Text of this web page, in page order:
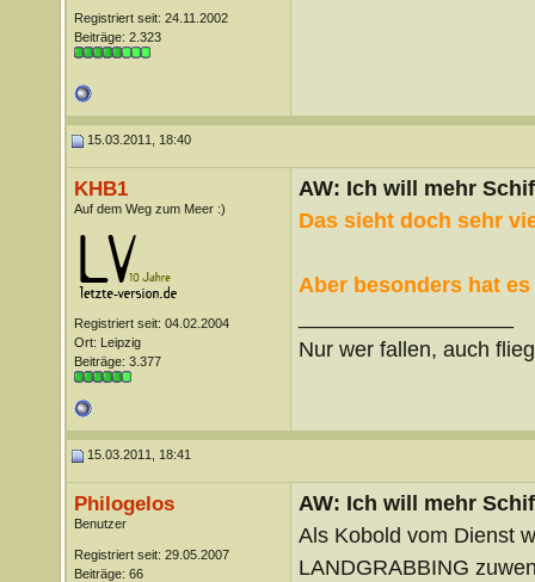
Registriert seit: 24.11.2002
Beiträge: 2.323
15.03.2011, 18:40
KHB1
Auf dem Weg zum Meer :)
Registriert seit: 04.02.2004
Ort: Leipzig
Beiträge: 3.377
AW: Ich will mehr
Das sieht doch sehr
Aber besonders hat
Nur wer fallen, auch
15.03.2011, 18:41
Philogelos
Benutzer
Registriert seit: 29.05.2007
Beiträge: 66
AW: Ich will mehr
Als Kobold vom Dienst
LANDGRABBING